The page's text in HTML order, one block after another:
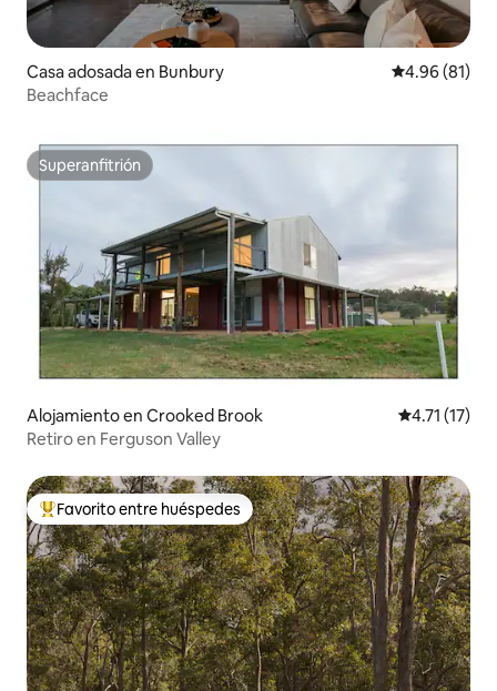
Casa adosada en Bunbury Calificación
4.96 (81)
Beachface
Superanfitrión
Superanfitrión
Alojamiento en Crooked Brook Calificación
4.71 (17)
Retiro en Ferguson Valley
Favorito entre huéspedes preferido
Favorito entre huéspedes